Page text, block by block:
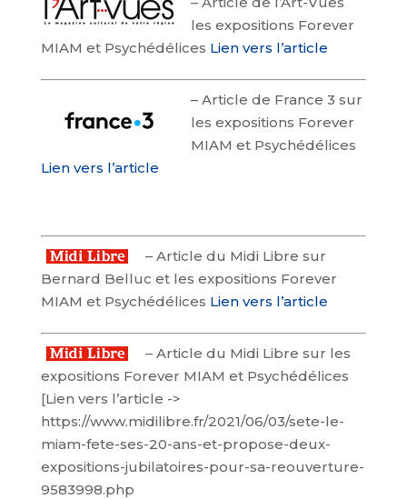
les expositions Forever
MIAM et Psychédélices Lien vers l’article
– Article de France 3 sur
les expositions Forever
MIAM et Psychédélices
Lien vers l’article
– Article du Midi Libre sur
Bernard Belluc et les expositions Forever
MIAM et Psychédélices Lien vers l’article
– Article du Midi Libre sur les
expositions Forever MIAM et Psychédélices
[Lien vers l’article ->
https://www.midilibre.fr/2021/06/03/sete-le-
miam-fete-ses-20-ans-et-propose-deux-
expositions-jubilatoires-pour-sa-reouverture-
9583998.php